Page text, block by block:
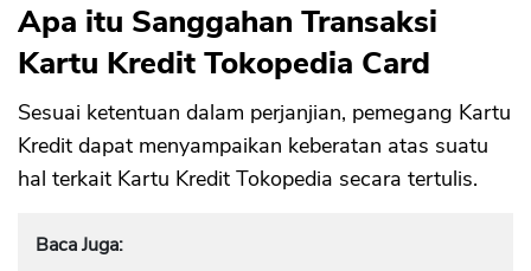
Apa itu Sanggahan Transaksi
Kartu Kredit Tokopedia Card
Sesuai ketentuan dalam perjanjian, pemegang Kartu
Kredit dapat menyampaikan keberatan atas suatu
hal terkait Kartu Kredit Tokopedia secara tertulis.
Baca Juga: